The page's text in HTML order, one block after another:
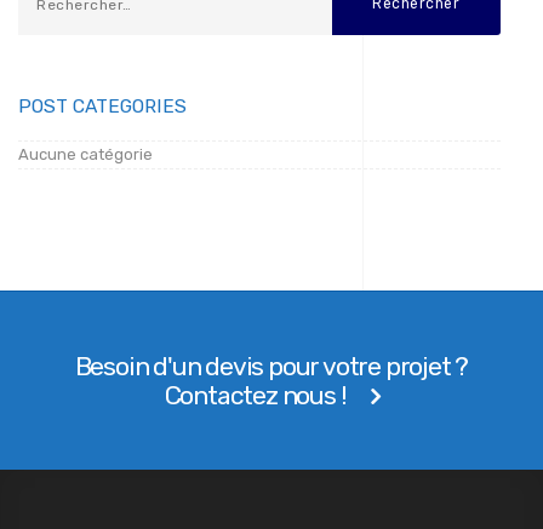
POST CATEGORIES
Aucune catégorie
Besoin d'un devis pour votre projet ?
Contactez nous !